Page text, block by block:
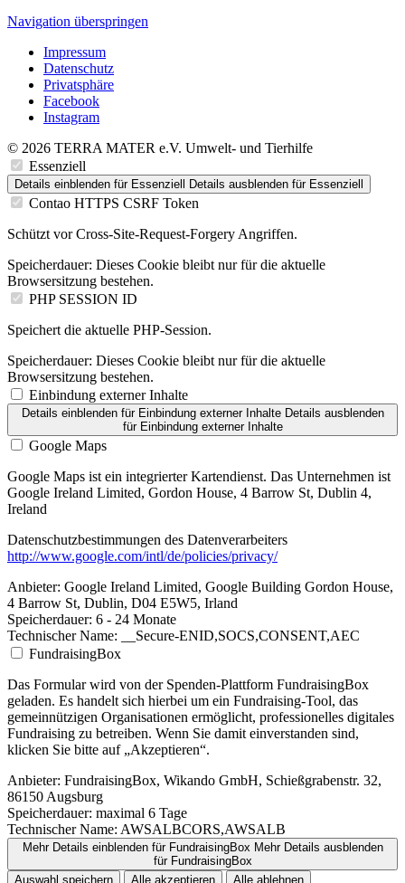
Navigation überspringen
Impressum
Datenschutz
Privatsphäre
Facebook
Instagram
© 2026 TERRA MATER e.V. Umwelt- und Tierhilfe
Essenziell
Details einblenden für Essenziell Details ausblenden für Essenziell
Contao HTTPS CSRF Token
Schützt vor Cross-Site-Request-Forgery Angriffen.
Speicherdauer: Dieses Cookie bleibt nur für die aktuelle
Browsersitzung bestehen.
PHP SESSION ID
Speichert die aktuelle PHP-Session.
Speicherdauer: Dieses Cookie bleibt nur für die aktuelle
Browsersitzung bestehen.
Einbindung externer Inhalte
Details einblendenfür Einbindung externer Inhalte Details ausblenden
für Einbindung externer Inhalte
Google Maps
Google Maps ist ein integrierter Kartendienst. Das Unternehmen ist
Google Ireland Limited, Gordon House, 4 Barrow St, Dublin 4,
Ireland
Datenschutzbestimmungen des Datenverarbeiters
http://www.google.com/intl/de/policies/privacy/
Anbieter: Google Ireland Limited, Google Building Gordon House,
4 Barrow St, Dublin, D04 E5W5, Irland
Speicherdauer: 6 - 24 Monate
Technischer Name: __Secure-ENID,SOCS,CONSENT,AEC
FundraisingBox
Das Formular wird von der Spenden-Plattform FundraisingBox
geladen. Es handelt sich hierbei um ein Fundraising-Tool, das
gemeinnützigen Organisationen ermöglicht, professionelles digitales
Fundraising zu betreiben. Wenn Sie damit einverstanden sind,
klicken Sie bitte auf „Akzeptieren“.
Anbieter: FundraisingBox, Wikando GmbH, Schießgrabenstr. 32,
86150 Augsburg
Speicherdauer: maximal 6 Tage
Technischer Name: AWSALBCORS,AWSALB
Mehr Details einblendenfür FundraisingBox Mehr Details ausblenden
für FundraisingBox
Auswahl speichern
Alle akzeptieren Alle ablehnen